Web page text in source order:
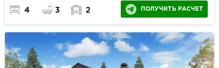
4 3 2 ПОЛУЧИТЬ РАСЧЕТ